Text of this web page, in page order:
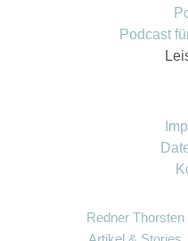
Podcast
Redner Thorsten